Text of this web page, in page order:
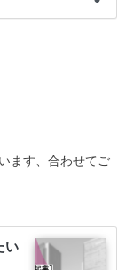
ます、合わせてご